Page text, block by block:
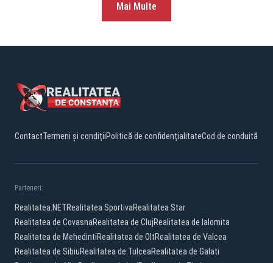
Mai Multe
ContactTermeni și condițiiPolitică de confidențialitateCod de conduită
Parteneri:
Realitatea.NETRealitatea SportivaRealitatea Star
Realitatea de CovasnaRealitatea de ClujRealitatea de Ialomita
Realitatea de MehedintiRealitatea de OltRealitatea de Valcea
Realitatea de SibiuRealitatea de TulceaRealitatea de Galati